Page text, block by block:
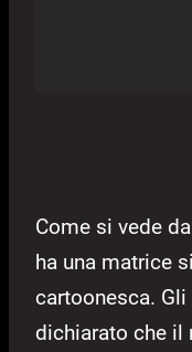
Come si vede
ha una matrice
cartoonesca.
dichiarato che il